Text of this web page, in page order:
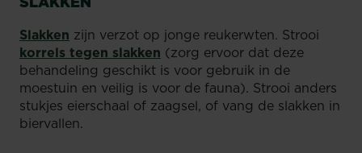
Slakken zijn verzot op jonge reukerwten. Strooi
korrels tegen slakken (zorg ervoor dat deze
behandeling geschikt is voor gebruik in de
moestuin en veilig is voor de fauna). Strooi anders
stukjes eierschaal of zaagsel, of vang de slakken in
biervallen.